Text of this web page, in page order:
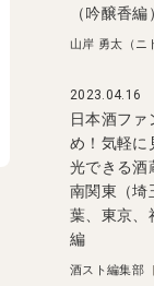
（吟醸香編）
山岸 勇太（ニ
2023.04.16
日本酒ファ
め！気軽に
光できる酒
南関東（埼
葉、東京、
編
酒スト編集部